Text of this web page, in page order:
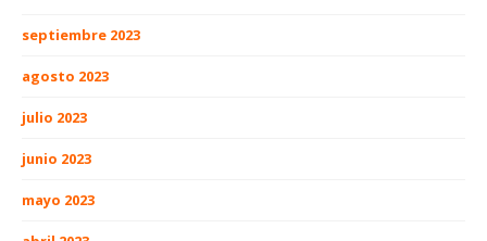
septiembre 2023
agosto 2023
julio 2023
junio 2023
mayo 2023